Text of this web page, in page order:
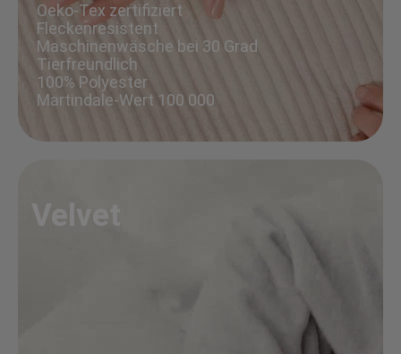
Oeko-Tex zertifiziert
Fleckenresistent
Maschinenwäsche bei 30 Grad
Tierfreundlich
100% Polyester
Martindale-Wert 100 000
Velvet